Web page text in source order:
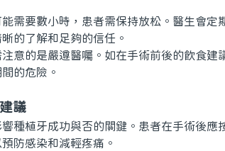
要數小時，患者需保持放松。醫生會定
的了解和足夠的信任。
的是嚴遵醫囑。如在手術前後的飲食建
的危險。
議
植牙成功與否的關鍵。患者在手術後應
防感染和減輕疼痛。